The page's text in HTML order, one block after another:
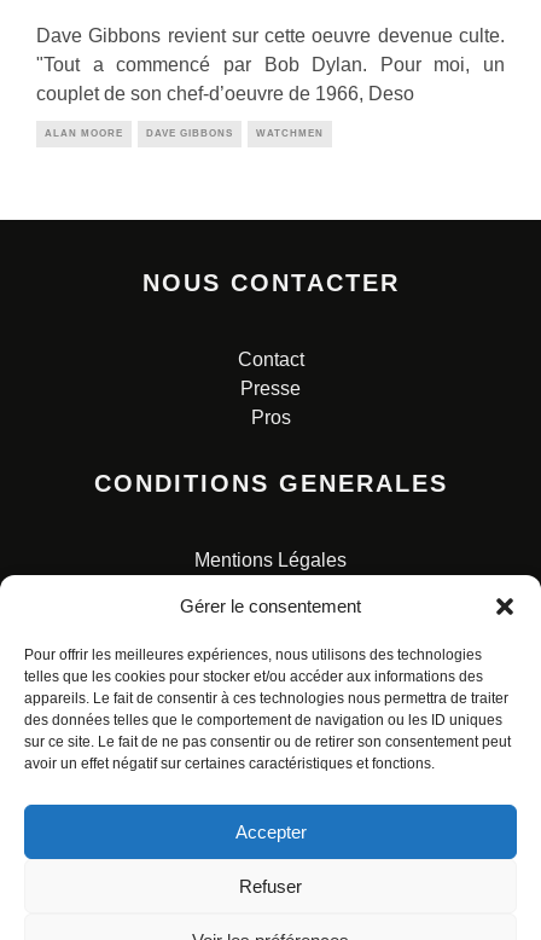
Gérer le consentement
Pour offrir les meilleures expériences, nous utilisons des technologies
telles que les cookies pour stocker et/ou accéder aux informations des
appareils. Le fait de consentir à ces technologies nous permettra de traiter
des données telles que le comportement de navigation ou les ID uniques
sur ce site. Le fait de ne pas consentir ou de retirer son consentement peut
avoir un effet négatif sur certaines caractéristiques et fonctions.
Accepter
Refuser
Dave Gibbons revient sur cette oeuvre devenue culte.
"Tout a commencé par Bob Dylan. Pour moi, un
couplet de son chef-d’oeuvre de 1966, Deso
ALAN MOORE DAVE GIBBONS WATCHMEN
NOUS CONTACTER
Contact
Presse
Pros
CONDITIONS GENERALES
Mentions Légales
Charte pour la protection des données personnelles
© ALL RIGHTS RESERVED. URBAN COMICS POUR LES